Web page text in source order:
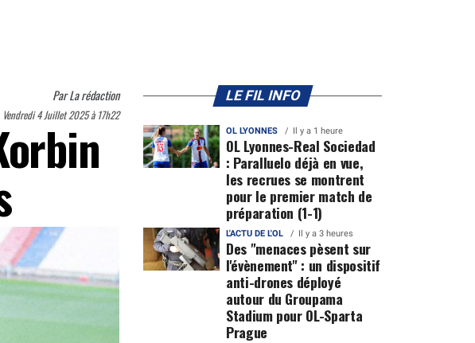
ParLa rédaction
Vendredi 4 Juillet 2025 à 17h22
LE FIL INFO
OL LYONNES Il y a 1 heure
OL Lyonnes-Real Sociedad
: Paralluelo déjà en vue,
les recrues se montrent
pour le premier match de
préparation (1-1)
L'ACTU DE L'OL Il y a 3 heures
Des "menaces pèsent sur
l'évènement" : un dispositif
anti-drones déployé
autour du Groupama
Stadium pour OL-Sparta
Prague